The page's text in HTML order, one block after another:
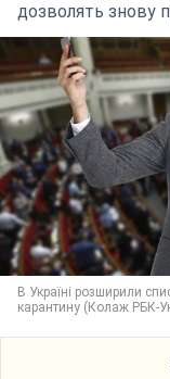
дозволять знову
В Україні розширили
карантину (Колаж РБК-